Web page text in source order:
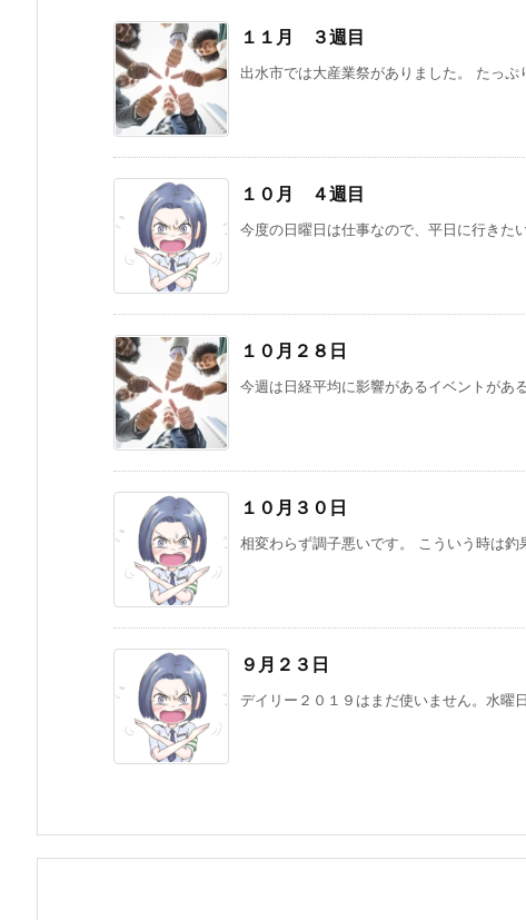
１１月 ３週目
出水市では大産業祭がありました。 たっ
１０月 ４週目
今度の日曜日は仕事なので、平日に行
１０月２８日
今週は日経平均に影響があるイベントがあ
１０月３０日
相変わらず調子悪いです。 こういう時は
９月２３日
デイリー２０１９はまだ使いません。水曜